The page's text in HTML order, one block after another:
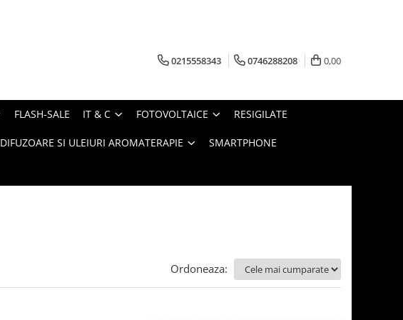
0215558343 0746288208 0,00
FLASH-SALE IT & C FOTOVOLTAICE RESIGILATE
DIFUZOARE SI ULEIURI AROMATERAPIE SMARTPHONE
Ordoneaza: